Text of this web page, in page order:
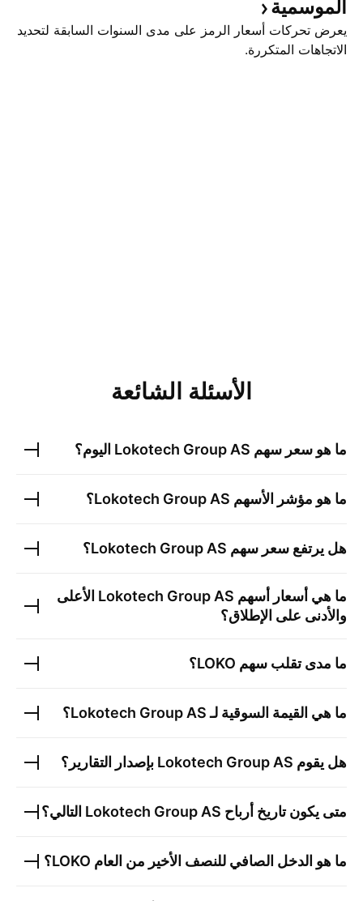
الموسمية
يعرض تحركات أسعار الرمز على مدى السنوات السابقة لتحديد
الاتجاهات المتكررة.
الأسئلة الشائعة
ما هو سعر سهم Lokotech Group AS اليوم؟
ما هو مؤشر الأسهم Lokotech Group AS؟
هل يرتفع سعر سهم Lokotech Group AS؟
ما هي أسعار أسهم Lokotech Group AS الأعلى
والأدنى على الإطلاق؟
ما مدى تقلب سهم LOKO؟
ما هي القيمة السوقية لـLokotech Group AS؟
هل يقوم Lokotech Group AS بإصدار التقارير؟
متى يكون تاريخ أرباح Lokotech Group AS التالي؟
ما هو الدخل الصافي للنصف الأخير من العام LOKO؟